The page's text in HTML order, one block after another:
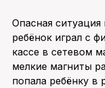
Опасная ситуация
ребёнок играл с
кассе в сетевом
мелкие магниты
попала ребёнку в